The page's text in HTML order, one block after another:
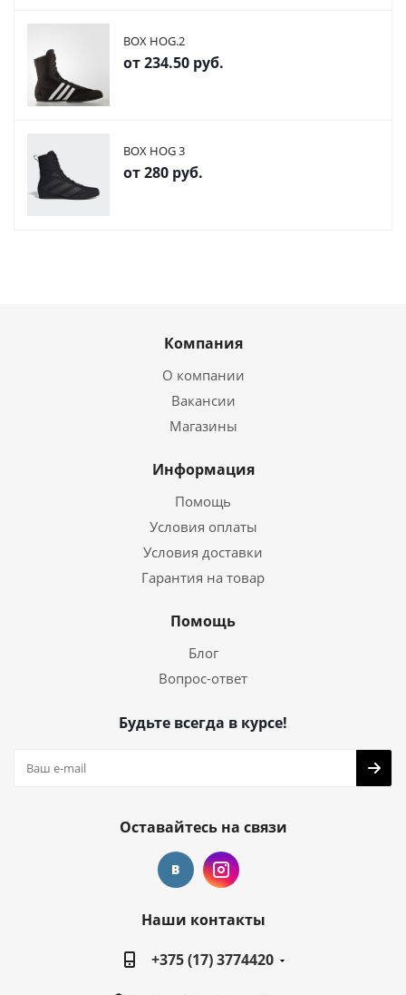
BOX HOG.2
от234.50 руб.
BOX HOG 3
от280 руб.
Компания
О компании
Вакансии
Магазины
Информация
Помощь
Условия оплаты
Условия доставки
Гарантия на товар
Помощь
Блог
Вопрос-ответ
Будьте всегда в курсе!
Оставайтесь на связи
Наши контакты
+375 (17) 3774420